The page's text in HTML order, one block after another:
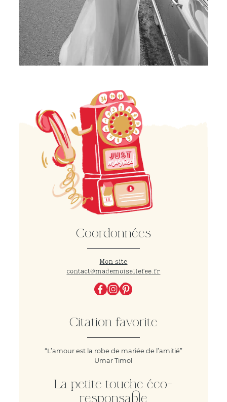
Coordonnées
Mon site
contact@mademoisellefee.fr
Citation favorite
“L’amour est la robe de mariée de l’amitié”
Umar Timol
La petite touche éco-
responsable